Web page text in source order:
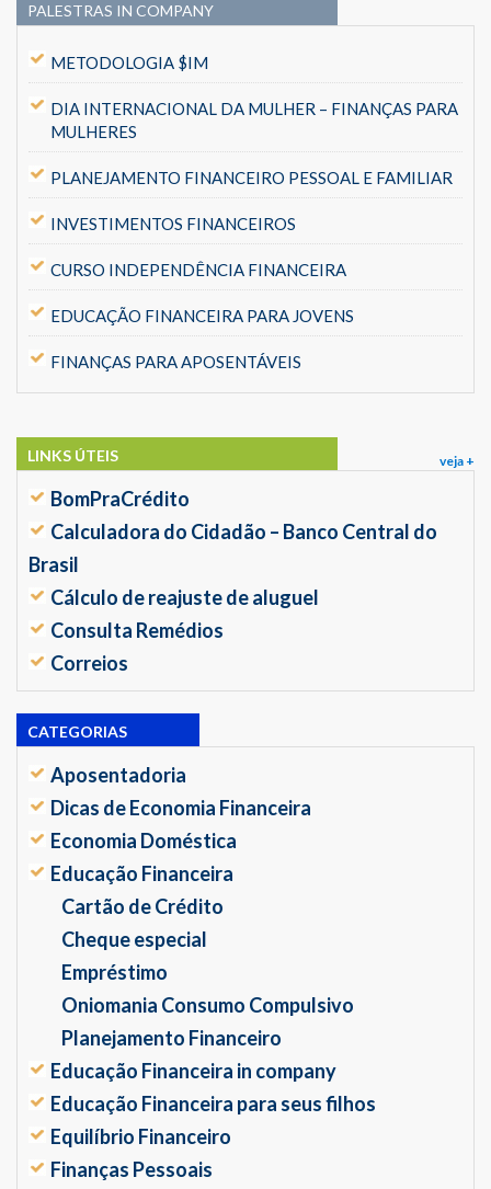
PALESTRAS IN COMPANY
METODOLOGIA $IM
DIA INTERNACIONAL DA MULHER – FINANÇAS PARA
MULHERES
PLANEJAMENTO FINANCEIRO PESSOAL E FAMILIAR
INVESTIMENTOS FINANCEIROS
CURSO INDEPENDÊNCIA FINANCEIRA
EDUCAÇÃO FINANCEIRA PARA JOVENS
FINANÇAS PARA APOSENTÁVEIS
veja +
LINKS ÚTEIS
BomPraCrédito
Calculadora do Cidadão – Banco Central do
Brasil
Cálculo de reajuste de aluguel
Consulta Remédios
Correios
CATEGORIAS
Aposentadoria
Dicas de Economia Financeira
Economia Doméstica
Educação Financeira
Cartão de Crédito
Cheque especial
Empréstimo
Oniomania Consumo Compulsivo
Planejamento Financeiro
Educação Financeira in company
Educação Financeira para seus filhos
Equilíbrio Financeiro
Finanças Pessoais